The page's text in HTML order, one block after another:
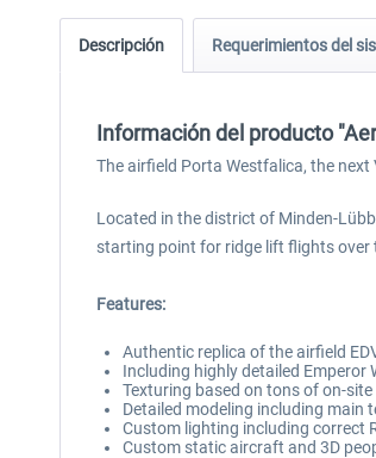
Descripción Requerimientos del
Información del producto
The airfield Porta Westfalica, the
Located in the district of Minden-
starting point for ridge lift flights over
Features:
Authentic replica of the airfield
Including highly detailed Emperor
Texturing based on tons of on-
Detailed modeling including main
Custom lighting including correct
Custom static aircraft and 3D